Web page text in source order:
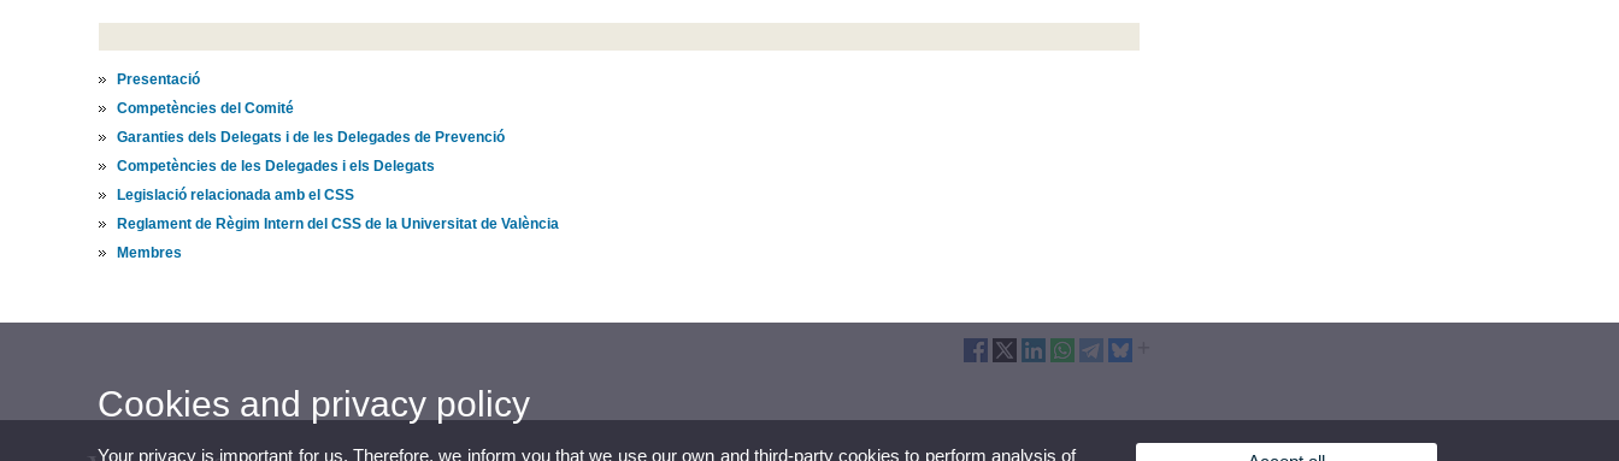
Presentació
Competències del Comité
Garanties dels Delegats i de les Delegades de Prevenció
Competències de les Delegades i els Delegats
Legislació relacionada amb el CSS
Reglament de Règim Intern del CSS de la Universitat de València
Membres
Cookies and privacy policy
Your privacy is important for us. Therefore, we inform you that we use our own and third-party cookies to perform analysis of